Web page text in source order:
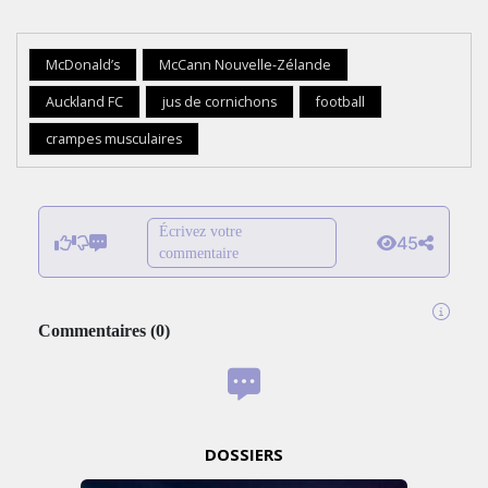
McDonald’s
McCann Nouvelle-Zélande
Auckland FC
jus de cornichons
football
crampes musculaires
Écrivez votre
commentaire
45
Commentaires (0)
DOSSIERS